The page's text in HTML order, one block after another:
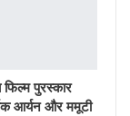
फिल्म पुरस्कार
आर्यन और ममूटी